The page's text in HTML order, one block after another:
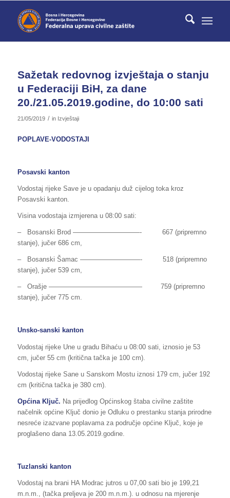
Sažetak redovnog izvještaja o stanju
u Federaciji BiH, za dane
20./21.05.2019.godine, do 10:00 sati
21/05/2019 / in Izvještaji
POPLAVE-VODOSTAJI
Posavski kanton
Vodostaj rijeke Save je u opadanju duž cijelog toka kroz
Posavski kanton.
Visina vodostaja izmjerena u 08:00 sati:
– Bosanski Brod —————­­­­­­­—————- 667 (pripremno
stanje), jučer 686 cm,
– Bosanski Šamac —————————- 518 (pripremno
stanje), jučer 539 cm,
– Orašje —————————————— 759 (pripremno
stanje), jučer 775 cm.
Unsko-sanski kanton
Vodostaj rijeke Une u gradu Bihaću u 08:00 sati, iznosio je 53
cm, jučer 55 cm (kritična tačka je 100 cm).
Vodostaj rijeke Sane u Sanskom Mostu iznosi 179 cm, jučer 192
cm (kritična tačka je 380 cm).
Općina Ključ. Na prijedlog Općinskog štaba civilne zaštite
načelnik općine Ključ donio je Odluku o prestanku stanja prirodne
nesreće izazvane poplavama za područje općine Ključ, koje je
proglašeno dana 13.05.2019.godine.
Tuzlanski kanton
Vodostaj na brani HA Modrac jutros u 07,00 sati bio je 199,21
m.n.m., (tačka preljeva je 200 m.n.m.). u odnosu na mjerenje